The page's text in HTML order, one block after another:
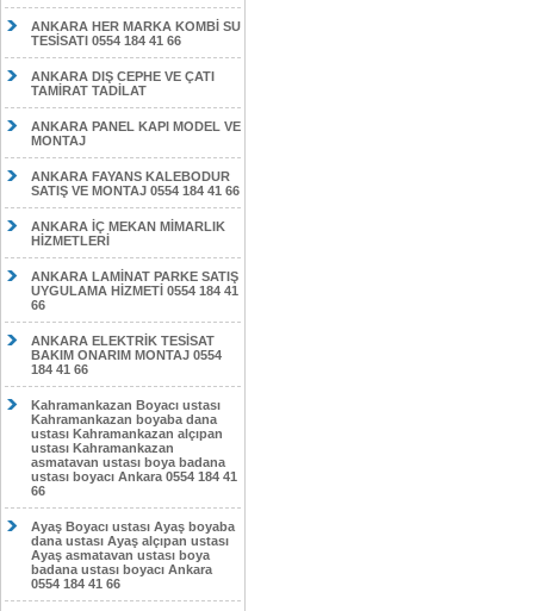
ANKARA HER MARKA KOMBİ SU
TESİSATI 0554 184 41 66
ANKARA DIŞ CEPHE VE ÇATI
TAMİRAT TADİLAT
ANKARA PANEL KAPI MODEL VE
MONTAJ
ANKARA FAYANS KALEBODUR
SATIŞ VE MONTAJ 0554 184 41 66
ANKARA İÇ MEKAN MİMARLIK
HİZMETLERİ
ANKARA LAMİNAT PARKE SATIŞ
UYGULAMA HİZMETİ 0554 184 41
66
ANKARA ELEKTRİK TESİSAT
BAKIM ONARIM MONTAJ 0554
184 41 66
Kahramankazan Boyacı ustası
Kahramankazan boyaba dana
ustası Kahramankazan alçıpan
ustası Kahramankazan
asmatavan ustası boya badana
ustası boyacı Ankara 0554 184 41
66
Ayaş Boyacı ustası Ayaş boyaba
dana ustası Ayaş alçıpan ustası
Ayaş asmatavan ustası boya
badana ustası boyacı Ankara
0554 184 41 66